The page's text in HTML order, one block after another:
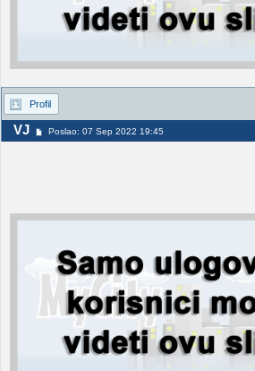
Profil
VJ Poslao: 07 Sep 2022 19:45